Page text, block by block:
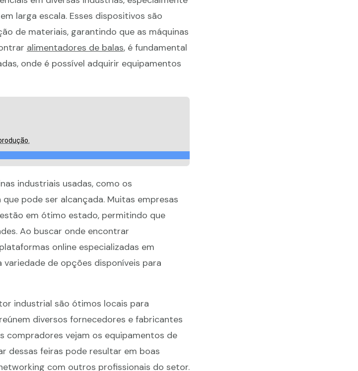
larga escala. Esses dispositivos são
de materiais, garantindo que as máquinas
alimentadores de balas, é fundamental
onde é possível adquirir equipamentos
industriais usadas, como os
pode ser alcançada. Muitas empresas
em ótimo estado, permitindo que
Ao buscar onde encontrar
online especializadas em
de opções disponíveis para
industrial são ótimos locais para
diversos fornecedores e fabricantes
compradores vejam os equipamentos de
dessas feiras pode resultar em boas
com outros profissionais do setor.